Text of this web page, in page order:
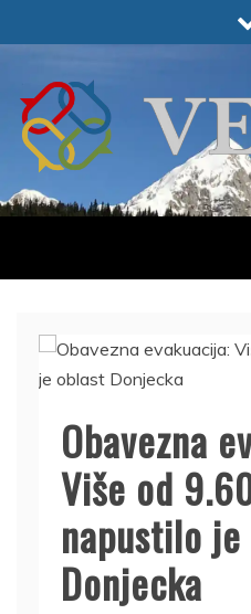
to
VERIGE
ODABRANO
Obavezna
Više od
napustilo
Donjecka